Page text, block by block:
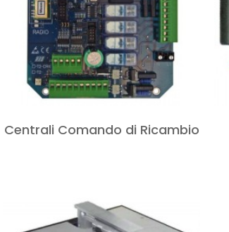
Centrali Comando di Ricambio